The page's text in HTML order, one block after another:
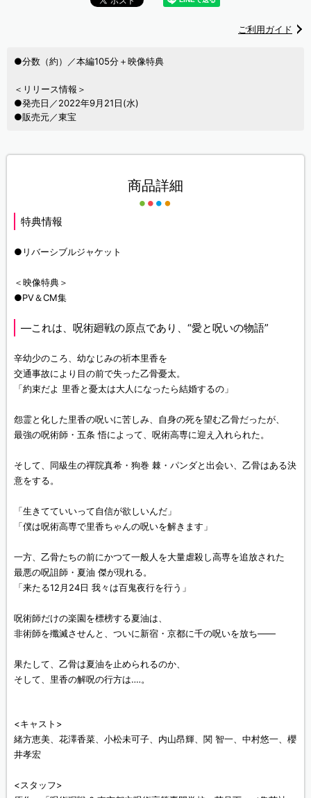
ご利用ガイド
●分数（約）／本編105分＋映像特典
＜リリース情報＞
●発売日／2022年9月21日(水)
●販売元／東宝
商品詳細
特典情報
●リバーシブルジャケット
＜映像特典＞
●PV＆CM集
―これは、呪術廻戦の原点であり、“愛と呪いの物語”
辛幼少のころ、幼なじみの祈本里香を
交通事故により目の前で失った乙骨憂太。
「約束だよ 里香と憂太は大人になったら結婚するの」
怨霊と化した里香の呪いに苦しみ、自身の死を望む乙骨だったが、
最強の呪術師・五条 悟によって、呪術高専に迎え入れられた。
そして、同級生の禪院真希・狗巻 棘・パンダと出会い、乙骨はある決
意をする。
「生きてていいって自信が欲しいんだ」
「僕は呪術高専で里香ちゃんの呪いを解きます」
一方、乙骨たちの前にかつて一般人を大量虐殺し高専を追放された
最悪の呪詛師・夏油 傑が現れる。
「来たる12月24日 我々は百鬼夜行を行う」
呪術師だけの楽園を標榜する夏油は、
非術師を殲滅させんと、ついに新宿・京都に千の呪いを放ち――
果たして、乙骨は夏油を止められるのか、
そして、里香の解呪の行方は‥‥。
<キャスト>
緒方恵美、花澤香菜、小松未可子、内山昂輝、関 智一、中村悠一、櫻
井孝宏
<スタッフ>